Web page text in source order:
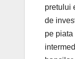
pretului
de
pe